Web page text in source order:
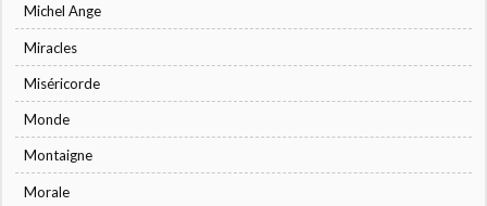
Michel Ange
Miracles
Miséricorde
Monde
Montaigne
Morale